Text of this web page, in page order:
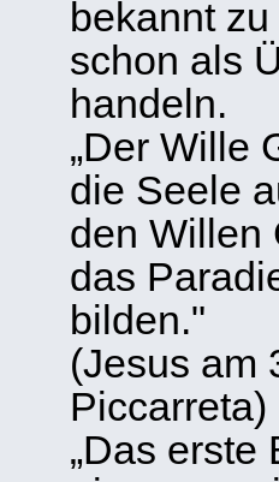
bekannt
schon als
handeln.
„Der Wille
die Seele
den Willen
das
bilden."
(Jesus am
Piccarreta)
„Das erste